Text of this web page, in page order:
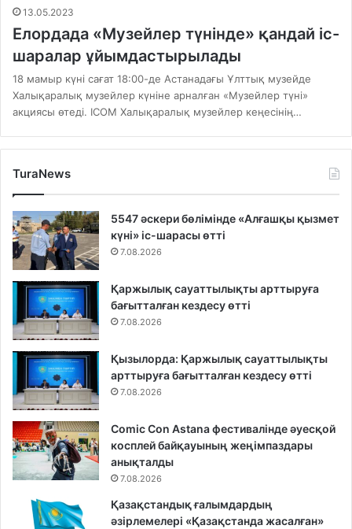
13.05.2023
Елордада «Музейлер түнінде» қандай іс-
шаралар ұйымдастырылады
18 мамыр күні сағат 18:00-де Астанадағы Ұлттық музейде
Халықаралық музейлер күніне арналған «Музейлер түні»
акциясы өтеді. ICOM Халықаралық музейлер кеңесінің…
TuraNews
5547 әскери бөлімінде «Алғашқы қызмет
күні» іс-шарасы өтті
7.08.2026
Қаржылық сауаттылықты арттыруға
бағытталған кездесу өтті
7.08.2026
Қызылорда: Қаржылық сауаттылықты
арттыруға бағытталған кездесу өтті
7.08.2026
Comic Con Astana фестивалінде әуесқой
косплей байқауының жеңімпаздары
анықталды
7.08.2026
Қазақстандық ғалымдардың
әзірлемелері «Қазақстанда жасалған»